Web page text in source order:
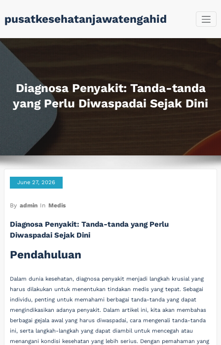
to
content
pusatkesehatanjawatengahid
Diagnosa Penyakit: Tanda-tanda
yang Perlu Diwaspadai Sejak Dini
June 27, 2026
By admin In Medis
Diagnosa Penyakit: Tanda-tanda yang Perlu
Diwaspadai Sejak Dini
Pendahuluan
Dalam dunia kesehatan, diagnosa penyakit menjadi langkah krusial yang
harus dilakukan untuk menentukan tindakan medis yang tepat. Sebagai
individu, penting untuk memahami berbagai tanda-tanda yang dapat
mengindikasikan adanya penyakit. Dalam artikel ini, kita akan membahas
berbagai gejala awal yang harus diwaspadai, cara mengenali tanda-tanda
ini, serta langkah-langkah yang dapat diambil untuk mencegah atau
menangani kondisi kesehatan yang lebih serius. Dengan pemahaman yang